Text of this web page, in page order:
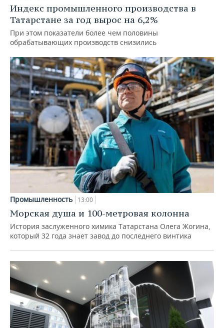
Индекс промышленного производства в
Татарстане за год вырос на 6,2%
При этом показатели более чем половины
обрабатывающих производств снизились
Промышленность 13:00
Морская душа и 100-метровая колонна
История заслуженного химика Татарстана Олега Жогина,
который 32 года знает завод до последнего винтика